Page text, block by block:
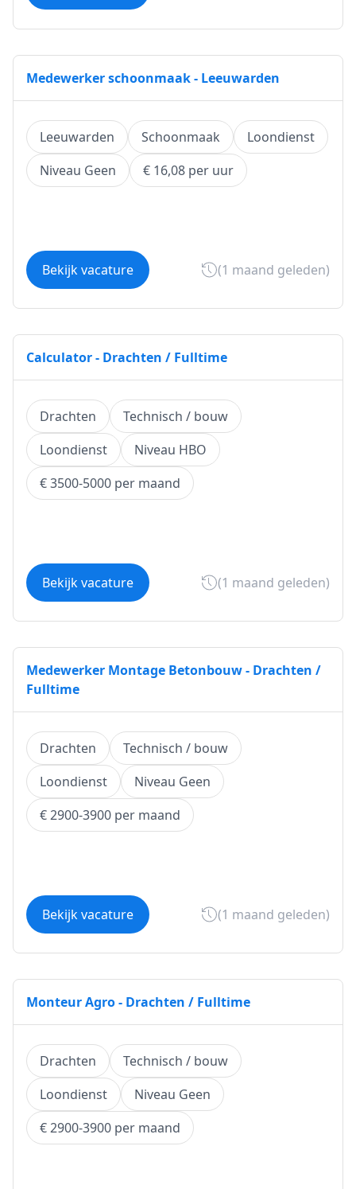
Medewerker schoonmaak - Leeuwarden
Leeuwarden Schoonmaak
Loondienst
Niveau Geen
€ 16,08 per uur
Bekijk vacature (1 maand geleden)
Calculator - Drachten / Fulltime
Drachten
Technisch / bouw
Loondienst
Niveau HBO
€ 3500-5000 per maand
Bekijk vacature (1 maand geleden)
Medewerker Montage Betonbouw - Drachten /
Fulltime
Drachten
Technisch / bouw
Loondienst
Niveau Geen
€ 2900-3900 per maand
Bekijk vacature (1 maand geleden)
Monteur Agro - Drachten / Fulltime
Drachten
Technisch / bouw
Loondienst
Niveau Geen
€ 2900-3900 per maand